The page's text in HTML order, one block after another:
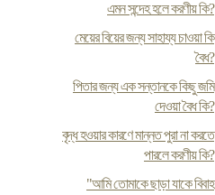
এমন সন্দেহ হলে করণীয় কি?
মেয়ের বিয়ের জন্য সাহায্য চাওয়া কি
বৈধ?
পিতার জন্য এক সন্তানকে কিছু জমি
দেওয়া বৈধ কি?
বৃদ্ধ হওয়ার কারণে মান্নত পুরা না করতে
পারলে করণীয় কি?
"আমি তোমাকে ছাড়া যাকে বিবাহ